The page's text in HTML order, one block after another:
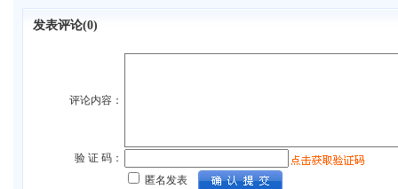
发表评论(0)
评论内容：
验 证 码：
匿名发表